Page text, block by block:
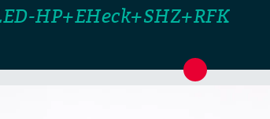
HP+EHeck+SHZ+RFK